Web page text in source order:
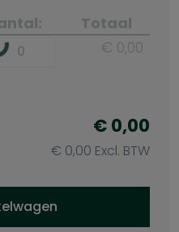
Totaal
€ 0,00
€ 0,00
€ 0,00 Excl. BTW